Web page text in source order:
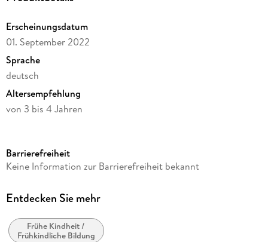
Erscheinungsdatum
01. September 2022
Sprache
deutsch
Altersempfehlung
von 3 bis 4 Jahren
Autor/Autorin
Verlag/Hersteller
Produktart
Barrierefreiheit
Keine Information zur Barrierefreiheit bekannt
Entdecken Sie mehr
Frühe Kindheit /
Frühkindliche Bildung